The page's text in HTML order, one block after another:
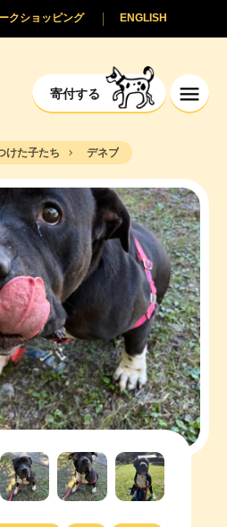
寄付する
ENGLISH
クショッピング
けた子たち デネブ